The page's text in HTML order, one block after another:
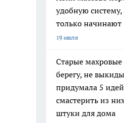
удобную систему,
только начинают
19 июля
Старые махровые
берегу, не
придумала 5
смастерить из
штуки для дома